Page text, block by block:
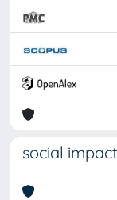
social impact